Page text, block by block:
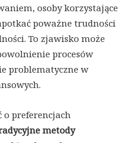
osoby korzystające
poważne trudności
To zjawisko może
procesów
problematyczne w
o preferencjach
metody